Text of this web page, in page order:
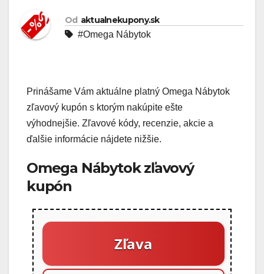
Od aktualnekupony.sk
#Omega Nábytok
Prinášame Vám aktuálne platný Omega Nábytok
zľavový kupón s ktorým nakúpite ešte
výhodnejšie. Zľavové kódy, recenzie, akcie a
ďalšie informácie nájdete nižšie.
Omega Nábytok zľavový
kupón
Zľava